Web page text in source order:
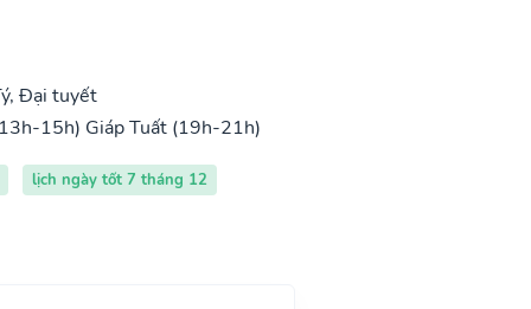
Đại tuyết
15h) Giáp Tuất (19h-21h)
lịch ngày tốt 7 tháng 12